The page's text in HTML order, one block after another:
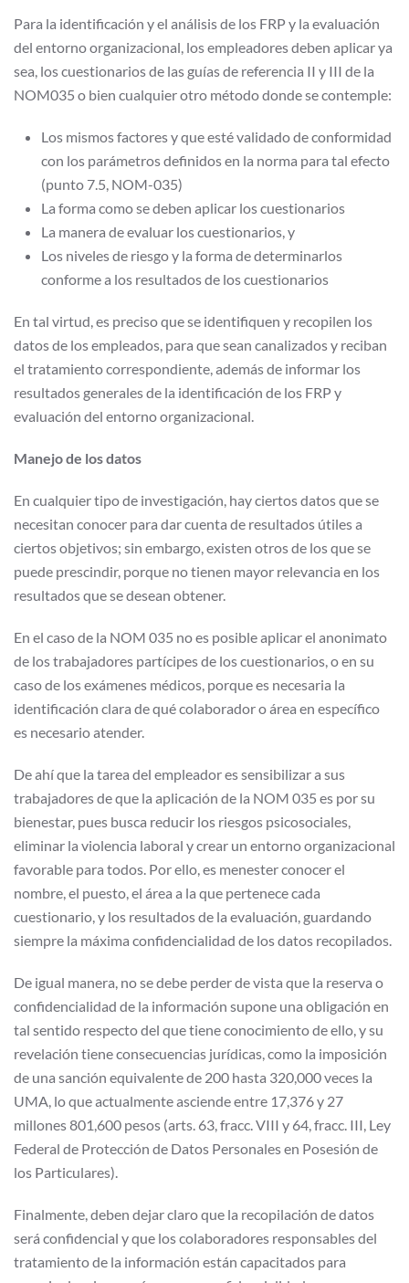
Para la identificación y el análisis de los FRP y la evaluación
del entorno organizacional, los empleadores deben aplicar ya
sea, los cuestionarios de las guías de referencia II y III de la
NOM035 o bien cualquier otro método donde se contemple:
Los mismos factores y que esté validado de conformidad
con los parámetros definidos en la norma para tal efecto
(punto 7.5, NOM-035)
La forma como se deben aplicar los cuestionarios
La manera de evaluar los cuestionarios, y
Los niveles de riesgo y la forma de determinarlos
conforme a los resultados de los cuestionarios
En tal virtud, es preciso que se identifiquen y recopilen los
datos de los empleados, para que sean canalizados y reciban
el tratamiento correspondiente, además de informar los
resultados generales de la identificación de los FRP y
evaluación del entorno organizacional.
Manejo de los datos
En cualquier tipo de investigación, hay ciertos datos que se
necesitan conocer para dar cuenta de resultados útiles a
ciertos objetivos; sin embargo, existen otros de los que se
puede prescindir, porque no tienen mayor relevancia en los
resultados que se desean obtener.
En el caso de la NOM 035 no es posible aplicar el anonimato
de los trabajadores partícipes de los cuestionarios, o en su
caso de los exámenes médicos, porque es necesaria la
identificación clara de qué colaborador o área en específico
es necesario atender.
De ahí que la tarea del empleador es sensibilizar a sus
trabajadores de que la aplicación de la NOM 035 es por su
bienestar, pues busca reducir los riesgos psicosociales,
eliminar la violencia laboral y crear un entorno organizacional
favorable para todos. Por ello, es menester conocer el
nombre, el puesto, el área a la que pertenece cada
cuestionario, y los resultados de la evaluación, guardando
siempre la máxima confidencialidad de los datos recopilados.
De igual manera, no se debe perder de vista que la reserva o
confidencialidad de la información supone una obligación en
tal sentido respecto del que tiene conocimiento de ello, y su
revelación tiene consecuencias jurídicas, como la imposición
de una sanción equivalente de 200 hasta 320,000 veces la
UMA, lo que actualmente asciende entre 17,376 y 27
millones 801,600 pesos (arts. 63, fracc. VIII y 64, fracc. III, Ley
Federal de Protección de Datos Personales en Posesión de
los Particulares).
Finalmente, deben dejar claro que la recopilación de datos
será confidencial y que los colaboradores responsables del
tratamiento de la información están capacitados para